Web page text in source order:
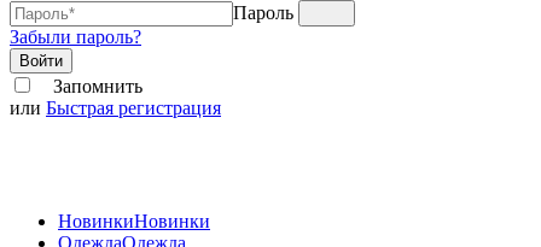
Пароль
Забыли пароль?
Войти
Запомнить
или Быстрая регистрация
НовинкиНовинки
ОдеждаОдежда